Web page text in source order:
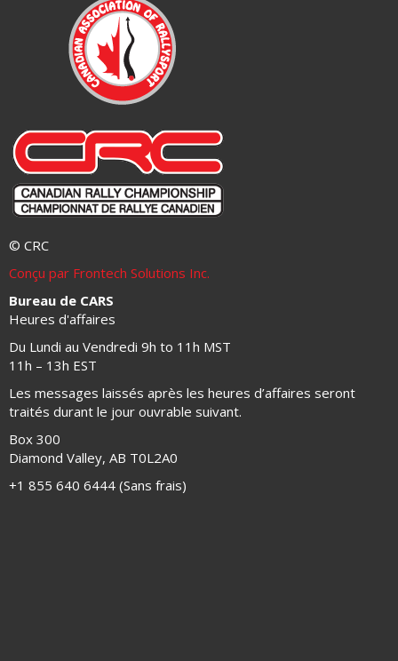
© CRC
Conçu par Frontech Solutions Inc.
Bureau de CARS
Heures d'affaires
Du Lundi au Vendredi 9h to 11h MST
11h – 13h EST
Les messages laissés après les heures d’affaires seront
traités durant le jour ouvrable suivant.
Box 300
Diamond Valley, AB T0L2A0
+1 855 640 6444 (Sans frais)